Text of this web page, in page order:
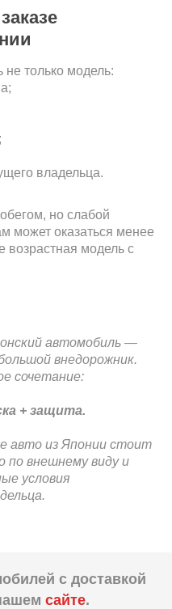
только модель:
владельца.
но слабой
может оказаться менее
модель с
автомобиль —
внедорожник.
сочетание:
+ защита.
авто из Японии стоит
по внешнему виду и
условия
с доставкой
сайте.